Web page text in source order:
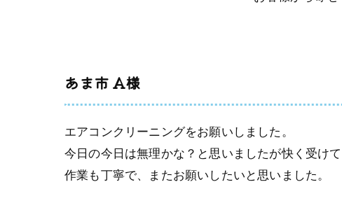
あま市 A様
エアコンクリーニングをお願いしました。
今日の今日は無理かな？と思いましたが快く受けて
作業も丁寧で、またお願いしたいと思いました。